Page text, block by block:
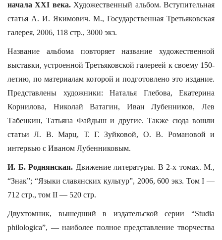
начала ХХI века.Художественный альбом. Вступительная
статья А. И. Якимович. М., Государственная Третьяковская
галерея, 2006, 118 стр., 3000 экз.
Название альбома повторяет название художественной
выставки, устроенной Третьяковской галереей к своему 150-
летию, по материалам которой и подготовлено это издание.
Представлены художники: Наталья Глебова, Екатерина
Корнилова, Николай Ватагин, Иван Лубенников, Лев
Табенкин, Татьяна Файдыш и другие. Также сюда вошли
статьи Л. В. Марц, Т. Г. Зуйковой, О. В. Романовой и
интервью с Иваном Лубенниковым.
И. Б. Роднянская. Движение литературы. В 2-х томах. М.,
“Знак”; “Языки славянских культур”, 2006, 600 экз. Том I —
712 стр., том II — 520 стр.
Двухтомник, вышедший в издательской серии “Studia
philologica”, — наиболее полное представление творчества